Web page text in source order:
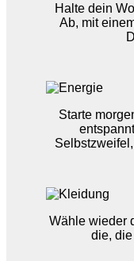
Halte dein
Ab, mit
Starte
Wähle wieder
die,